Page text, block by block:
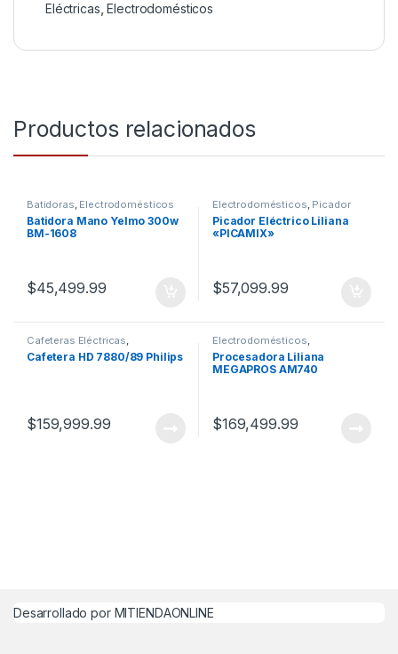
Eléctricas ,Electrodomésticos
Productos relacionados
Batidoras, Electrodomésticos
Batidora Mano Yelmo 300w
BM-1608
$45,499.99
Electrodomésticos, Picador
eléctrico
Picador Eléctrico Liliana
«PICAMIX»
$57,099.99
Cafeteras Eléctricas,
Electrodomésticos
Cafetera HD 7880/89 Philips
$159,999.99
Electrodomésticos,
Procesadoras
Procesadora Liliana
MEGAPROS AM740
$169,499.99
Desarrollado por MITIENDAONLINE